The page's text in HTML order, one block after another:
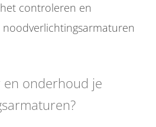
controleren en
onderhoud je